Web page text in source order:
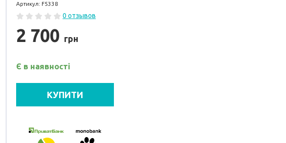
Артикул: F5338
0 отзывов
2 700 грн
Є в наявності
КУПИТИ